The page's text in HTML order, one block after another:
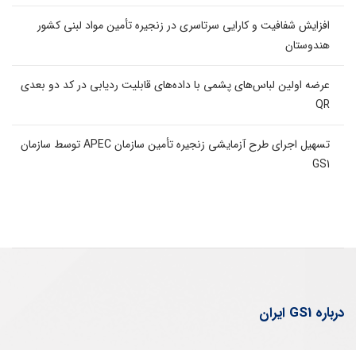
افزایش شفافیت و کارایی سرتاسری در زنجیره تأمین مواد لبنی کشور
هندوستان
عرضه اولین لباس‌های پشمی با داده‌های قابلیت ردیابی در کد دو بعدی
QR
تسهیل اجرای طرح آزمایشی زنجیره تأمین سازمان APEC توسط سازمان
GS1
درباره GS1 ایران